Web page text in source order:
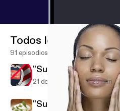
Todos los episodios
91 episodios
"Supercharge Your
21 de dic de 2013 26 min
"Supercharge Your